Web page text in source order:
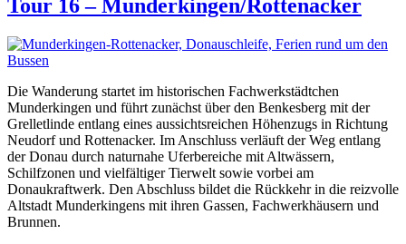
Tour 16 – Munderkingen/Rottenacker
Die Wanderung startet im historischen Fachwerkstädtchen
Munderkingen und führt zunächst über den Benkesberg mit der
Grelletlinde entlang eines aussichtsreichen Höhenzugs in Richtung
Neudorf und Rottenacker. Im Anschluss verläuft der Weg entlang
der Donau durch naturnahe Uferbereiche mit Altwässern,
Schilfzonen und vielfältiger Tierwelt sowie vorbei am
Donaukraftwerk. Den Abschluss bildet die Rückkehr in die reizvolle
Altstadt Munderkingens mit ihren Gassen, Fachwerkhäusern und
Brunnen.